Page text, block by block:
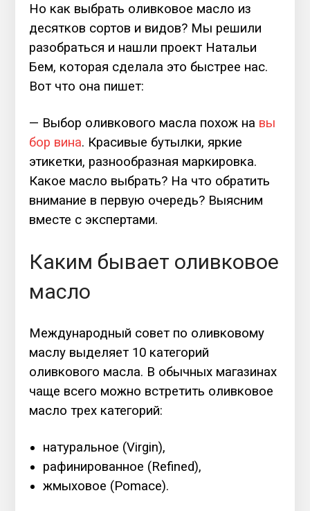
Но как выбрать оливковое масло из
десятков сортов и видов? Мы решили
разобраться и нашли проект Натальи
Бем, которая сделала это быстрее нас.
Вот что она пишет:
— Выбор оливкового масла похож на вы
бор вина. Красивые бутылки, яркие
этикетки, разнообразная маркировка.
Какое масло выбрать? На что обратить
внимание в первую очередь? Выясним
вместе с экспертами.
Каким бывает оливковое
масло
Международный совет по оливковому
маслу выделяет 10 категорий
оливкового масла. В обычных магазинах
чаще всего можно встретить оливковое
масло трех категорий:
натуральное (Virgin),
рафинированное (Refined),
жмыховое (Pomace).